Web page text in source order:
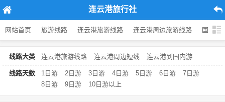
连云港旅行社
网站首页 旅游线路 连云港旅游线路 连云港周边旅游线路 国内旅
线路大类 连云港旅游线路 连云港周边短线 连云港到国内游
线路天数 1日游 2日游 3日游 4日游 5日游 6日游
7日游
8日游
9日游 10日游以上